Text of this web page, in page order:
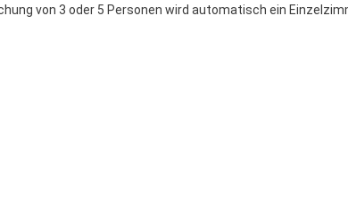
von 3 oder 5 Personen wird automatisch ein